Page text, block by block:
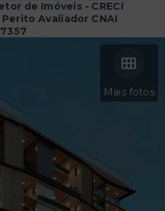
de Imóveis - CRECI
Avaliador CNAI
Mais fotos